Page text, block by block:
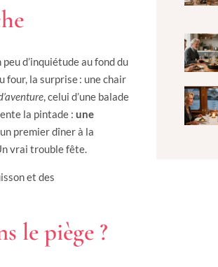
d’inquiétude au fond du
four, la surprise : une chair
, celui d’une balade
la pintade : une
premier dîner à la
vrai trouble fête.
et des
le piège ?